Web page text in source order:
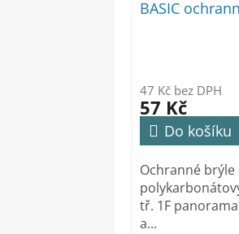
ů
BASIC
47 Kč bez DPH
57 Kč
Do košíku
Ochranné brýle
tř. 1F
a...